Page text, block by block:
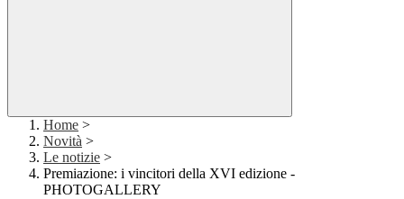
Home >
Novità >
Le notizie >
Premiazione: i vincitori della XVI edizione -
PHOTOGALLERY